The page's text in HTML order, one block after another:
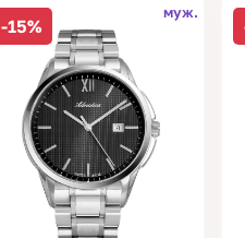
-15%
муж.